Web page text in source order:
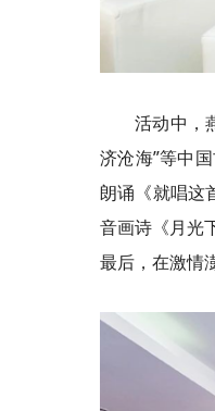
活动中，
济沧海”等中
朗诵《就唱这
音画诗《月光
最后，在激情